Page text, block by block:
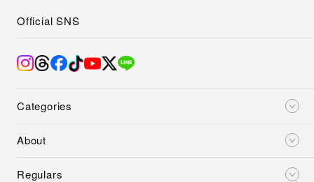
Categories
About
Regulars
Official SNS